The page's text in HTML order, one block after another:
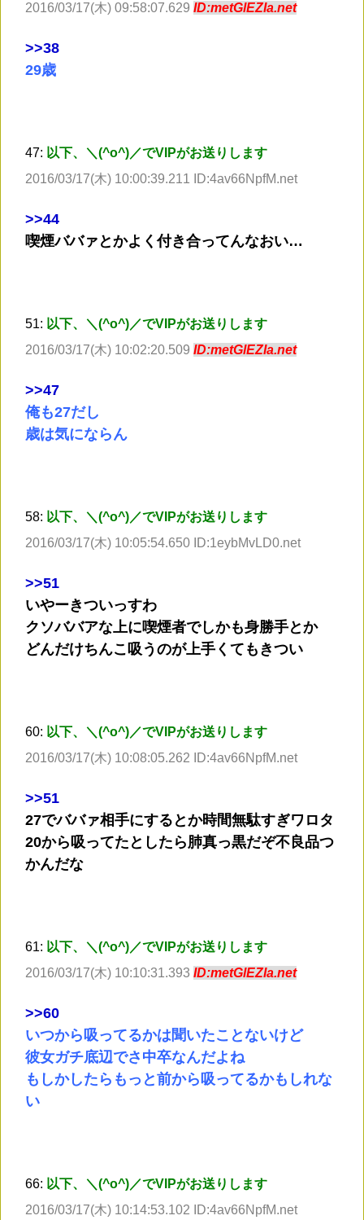
2016/03/17(木) 09:58:07.629 ID:metGlEZIa.net
>>38
29歳
47: 以下、＼(^o^)／でVIPがお送りします
2016/03/17(木) 10:00:39.211 ID:4av66NpfM.net
>>44
喫煙ババァとかよく付き合ってんなおい…
51: 以下、＼(^o^)／でVIPがお送りします
2016/03/17(木) 10:02:20.509 ID:metGlEZIa.net
>>47
俺も27だし
歳は気にならん
58: 以下、＼(^o^)／でVIPがお送りします
2016/03/17(木) 10:05:54.650 ID:1eybMvLD0.net
>>51
いやーきついっすわ
クソババアな上に喫煙者でしかも身勝手とか
どんだけちんこ吸うのが上手くてもきつい
60: 以下、＼(^o^)／でVIPがお送りします
2016/03/17(木) 10:08:05.262 ID:4av66NpfM.net
>>51
27でババァ相手にするとか時間無駄すぎワロタ
20から吸ってたとしたら肺真っ黒だぞ不良品つ
かんだな
61: 以下、＼(^o^)／でVIPがお送りします
2016/03/17(木) 10:10:31.393 ID:metGlEZIa.net
>>60
いつから吸ってるかは聞いたことないけど
彼女ガチ底辺でさ中卒なんだよね
もしかしたらもっと前から吸ってるかもしれな
い
66: 以下、＼(^o^)／でVIPがお送りします
2016/03/17(木) 10:14:53.102 ID:4av66NpfM.net